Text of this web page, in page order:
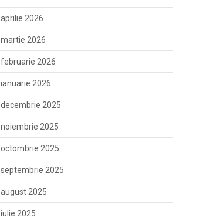
aprilie 2026
martie 2026
februarie 2026
ianuarie 2026
decembrie 2025
noiembrie 2025
octombrie 2025
septembrie 2025
august 2025
iulie 2025